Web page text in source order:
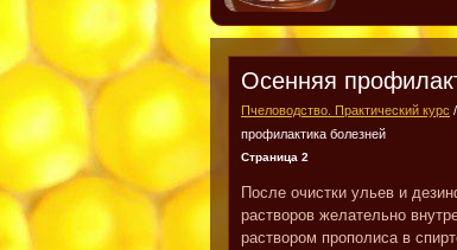
Осенняя
Пчеловодство. Практический курс /
профилактика болезней
Страница 2
После очистки ульев и
растворов желательно
раствором прополиса в